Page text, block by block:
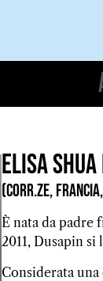
Elisa Shua
(Corr.ze,
È nata da padre
2011, Dusapin
Considerata